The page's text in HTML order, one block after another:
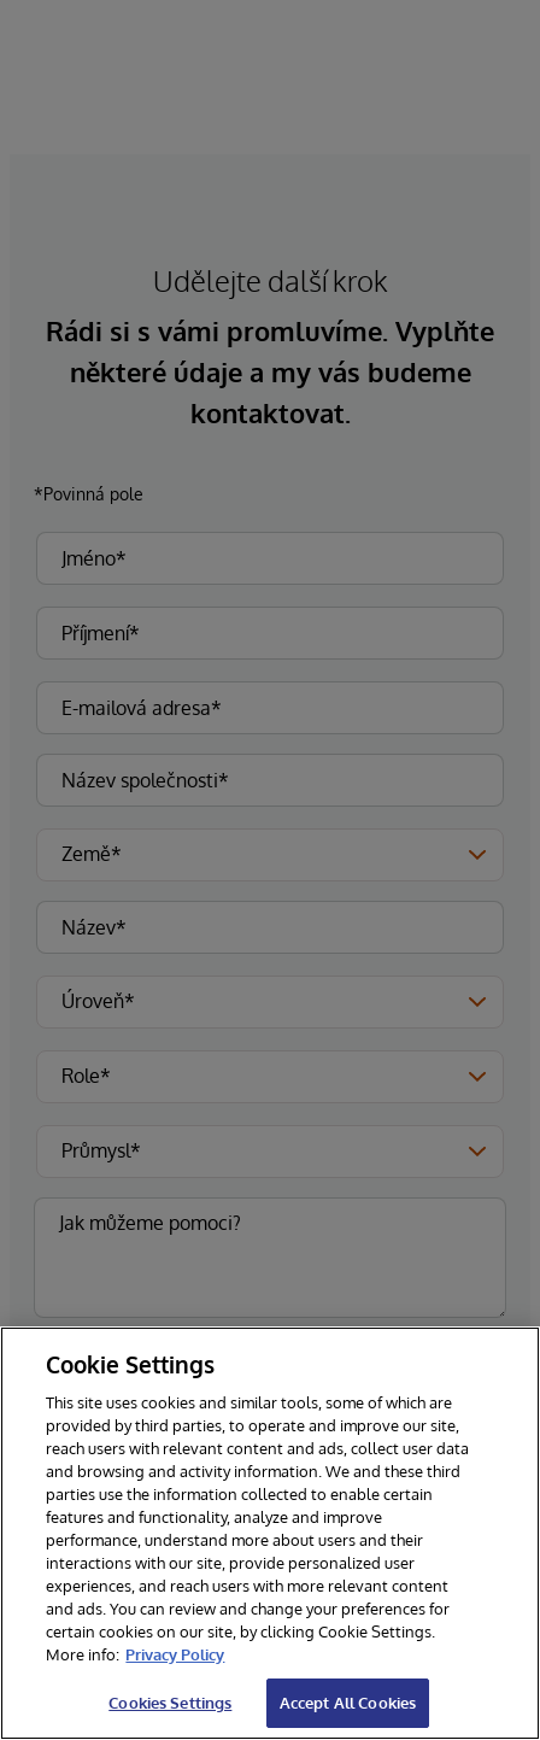
Udělejte další krok
Rádi si s vámi promluvíme. Vyplňte
některé údaje a my vás budeme
kontaktovat.
*Povinná pole
Přihlaste mě k odběru novinek a aktualizací od
společnosti InterSystems.**
Submit
*Povinná pole
** Výběrem možnosti ano dáváte souhlas k tomu, abyste
marketingové účely týkající se stávajících a budoucích
Cookie Settings
This site uses cookies and similar tools, some of which are
provided by third parties, to operate and improve our site,
reach users with relevant content and ads, collect user data
and browsing and activity information. We and these third
parties use the information collected to enable certain
features and functionality, analyze and improve
performance, understand more about users and their
interactions with our site, provide personalized user
experiences, and reach users with more relevant content
and ads. You can review and change your preferences for
certain cookies on our site, by clicking Cookie Settings.
More info: Privacy Policy
Cookies Settings Accept All Cookies